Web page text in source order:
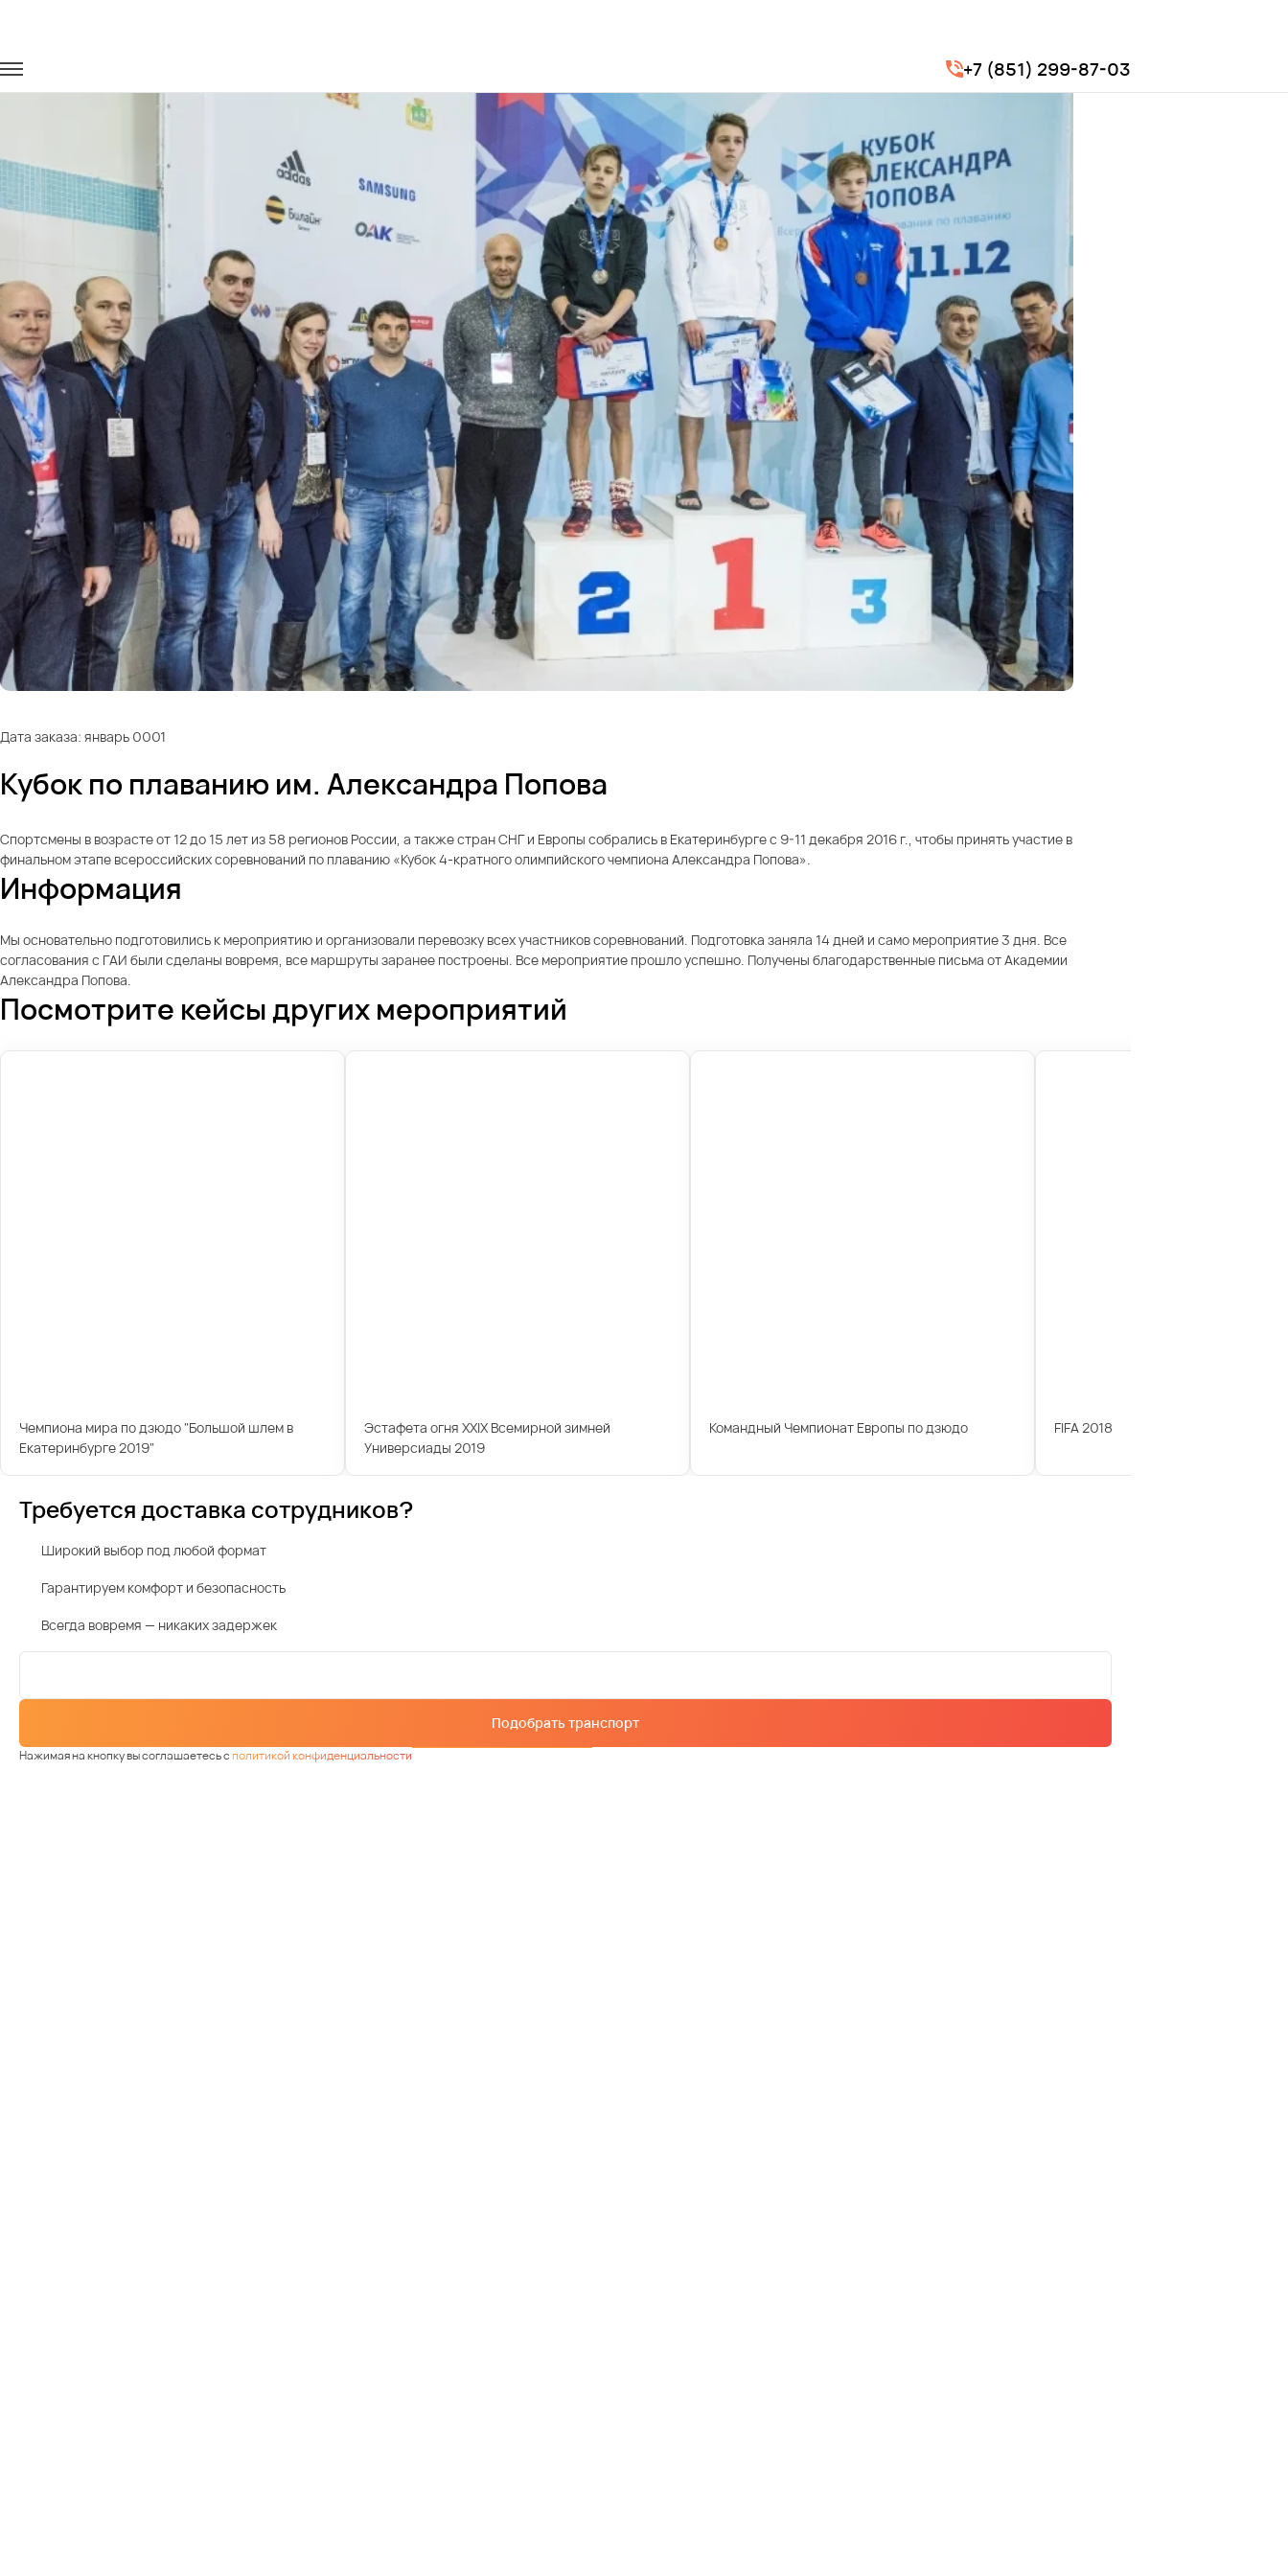
+7 (851) 299-87-03
Дата заказа: январь 0001
Кубок по плаванию им. Александра Попова
Спортсмены в возрасте от 12 до 15 лет из 58 регионов России, а также стран СНГ и Европы собрались в Екатеринбурге с 9-11 декабря 2016 г., чтобы принять участие в
финальном этапе всероссийских соревнований по плаванию «Кубок 4-кратного олимпийского чемпиона Александра Попова».
Информация
Мы основательно подготовились к мероприятию и организовали перевозку всех участников соревнований. Подготовка заняла 14 дней и само мероприятие 3 дня. Все
согласования с ГАИ были сделаны вовремя, все маршруты заранее построены. Все мероприятие прошло успешно. Получены благодарственные письма от Академии
Александра Попова.
Посмотрите кейсы других мероприятий
Чемпиона мира по дзюдо "Большой шлем в
Екатеринбурге 2019"
Эстафета огня XXIX Всемирной зимней
Универсиады 2019
Командный Чемпионат Европы по дзюдо FIFA 2018
Требуется доставка сотрудников?
Широкий выбор под любой формат
Гарантируем комфорт и безопасность
Всегда вовремя — никаких задержек
Подобрать транспорт
Нажимая на кнопку вы соглашаетесь сполитикой конфиденциальности